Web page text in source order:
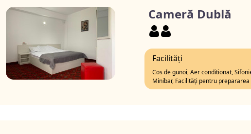
Cameră Dublă
Facilități
Cos de gunoi, Aer conditionat,
Minibar, Facilități pentru